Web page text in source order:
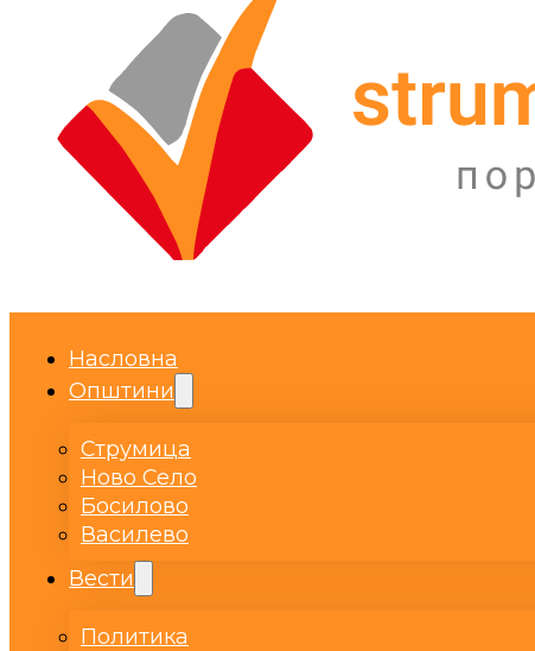
Насловна
Општини
Струмица
Ново Село
Босилово
Василево
Вести
Политика